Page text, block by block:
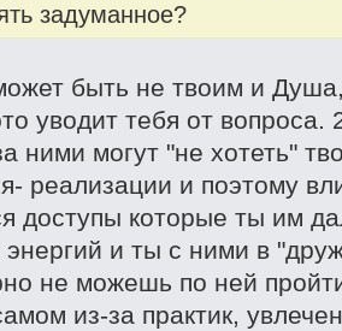
задуманное?
быть не твоим и
уводит тебя от вопроса.
ними могут "не хотеть"
реализации и поэтому
доступы которые ты им
энергий и ты с ними в
не можешь по ней
из-за практик,